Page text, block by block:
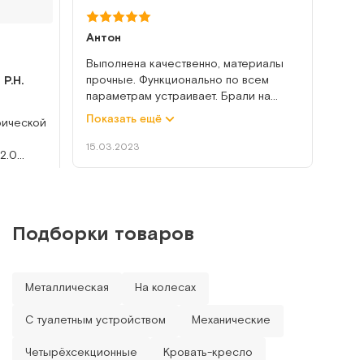
на
Антон
Выполнена качественно, материалы
прочные. Функционально по всем
параметрам устраивает. Брали на
пробу, будем закупать еще.
Электропривод полностью исправен,
штанга крепкая. Соответствует тем
Показать ещё
15.03.2023
Подборки товаров
Металлическая На колесах
С туалетным устройством Механические
Четырёхсекционные Кровать-кресло